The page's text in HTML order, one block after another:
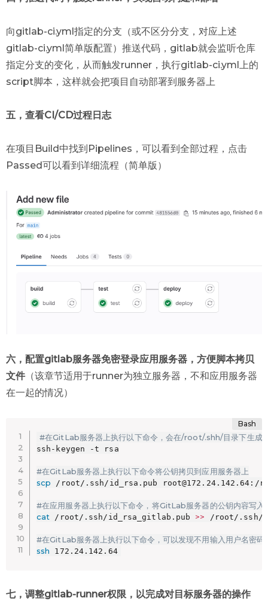
向gitlab-ci.yml指定的分支（或不区分分支，对应上述
gitlab-ci.yml简单版配置）推送代码，gitlab就会监听仓库
指定分支的变化，从而触发runner，执行gitlab-ci.yml上的
script脚本，这样就会把项目自动部署到服务器上
五，查看CI/CD过程日志
在项目Build中找到Pipelines，可以看到全部过程，点击
Passed可以看到详细流程（简单版）
六，配置gitlab服务器免密登录应用服务器，方便脚本拷贝
文件 （该章节适用于runner为独立服务器，不和应用服务器
在一起的情况）
#在GitLab服务器上执行以下命令，会在/root/.shh/目录下生成
ssh-keygen -t rsa
#在GitLab服务器上执行以下命令将公钥拷贝到应用服务器上
scp /root/.ssh/id_rsa.pub root@172.24.142.64:/
#在应用服务器上执行以下命令，将GitLab服务器的公钥内容写
cat /root/.ssh/id_rsa_gitlab.pub >> /root/.ssh/
#在GitLab服务器上执行以下命令，可以发现不用输入用户名密码
ssh 172.24.142.64
七，调整gitlab-runner权限，以完成对目标服务器的操作